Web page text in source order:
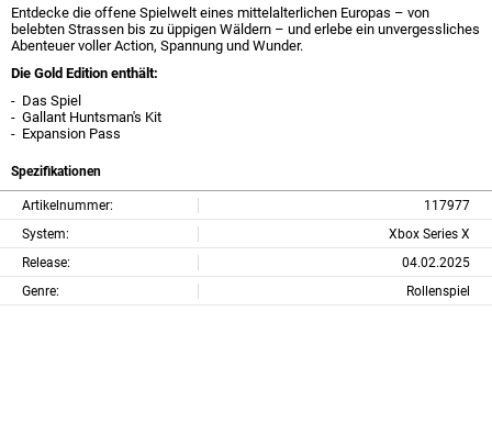
Entdecke die offene Spielwelt eines mittelalterlichen Europas – von
belebten Strassen bis zu üppigen Wäldern – und erlebe ein unvergessliches
Abenteuer voller Action, Spannung und Wunder.
Die Gold Edition enthält:
- Das Spiel
- Gallant Huntsman's Kit
- Expansion Pass
Spezifikationen
Artikelnummer:
117977
System:
Xbox Series X
Release:
04.02.2025
Genre:
Rollenspiel